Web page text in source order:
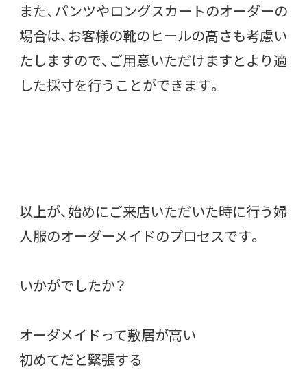
また、パンツやロングスカートのオーダーの
場合は、お客様の靴のヒールの高さも考慮い
たしますので、ご用意いただけますとより適
した採寸を行うことができます。
以上が、始めにご来店いただいた時に行う婦
人服のオーダーメイドのプロセスです。
いかがでしたか？
オーダメイドって敷居が高い
初めてだと緊張する